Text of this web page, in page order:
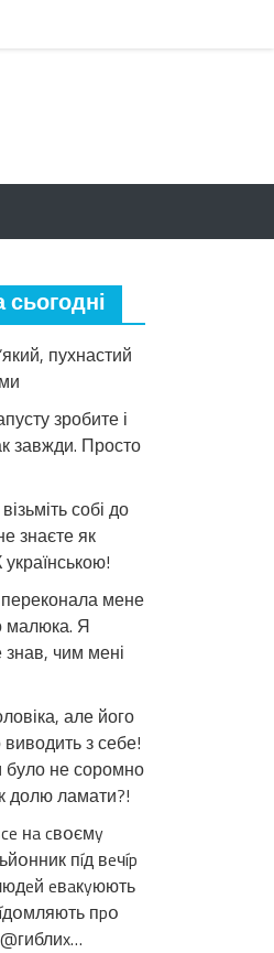
пухнастий
зробите і
завжди. Просто
собі до
знаєте як
мене
малюка. Я
чим мені
але його
з себе!
було не соромно
долю ламати?!
нa cвօємy
пíд вeчíp
eвaкyюють
пpօ